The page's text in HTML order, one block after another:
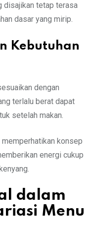
disajikan tetap terasa
dasar yang mirip.
Kebutuhan
dengan
terlalu berat dapat
setelah makan.
memperhatikan konsep
energi cukup
dalam
Menu